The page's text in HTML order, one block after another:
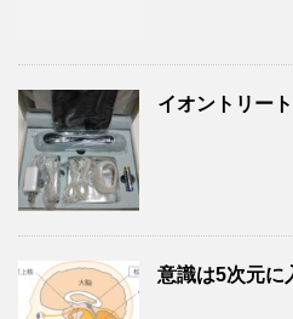
イオントリー
意識は5次元に